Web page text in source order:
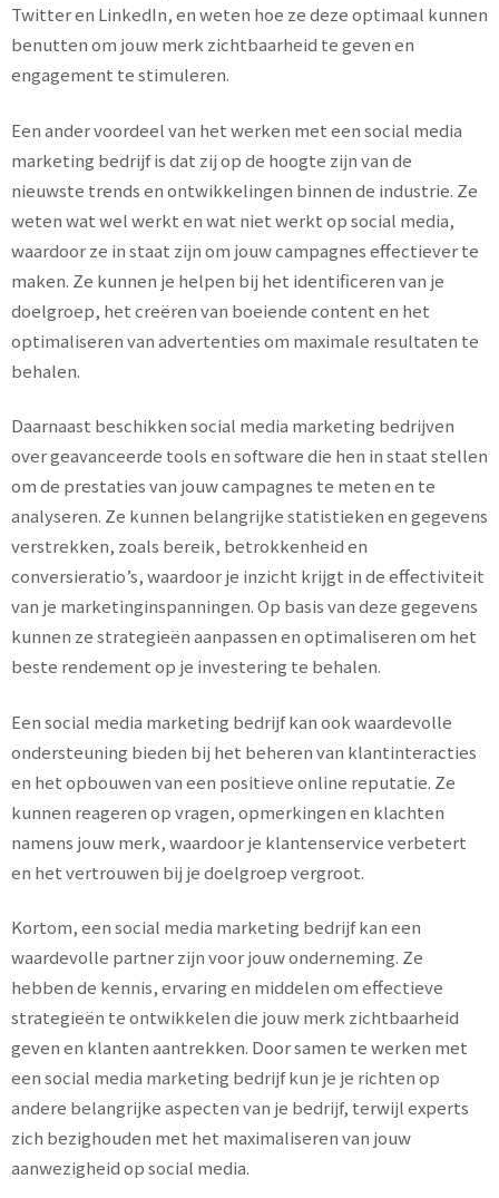
Twitter en LinkedIn, en weten hoe ze deze optimaal kunnen
benutten om jouw merk zichtbaarheid te geven en
engagement te stimuleren.
Een ander voordeel van het werken met een social media
marketing bedrijf is dat zij op de hoogte zijn van de
nieuwste trends en ontwikkelingen binnen de industrie. Ze
weten wat wel werkt en wat niet werkt op social media,
waardoor ze in staat zijn om jouw campagnes effectiever te
maken. Ze kunnen je helpen bij het identificeren van je
doelgroep, het creëren van boeiende content en het
optimaliseren van advertenties om maximale resultaten te
behalen.
Daarnaast beschikken social media marketing bedrijven
over geavanceerde tools en software die hen in staat stellen
om de prestaties van jouw campagnes te meten en te
analyseren. Ze kunnen belangrijke statistieken en gegevens
verstrekken, zoals bereik, betrokkenheid en
conversieratio’s, waardoor je inzicht krijgt in de effectiviteit
van je marketinginspanningen. Op basis van deze gegevens
kunnen ze strategieën aanpassen en optimaliseren om het
beste rendement op je investering te behalen.
Een social media marketing bedrijf kan ook waardevolle
ondersteuning bieden bij het beheren van klantinteracties
en het opbouwen van een positieve online reputatie. Ze
kunnen reageren op vragen, opmerkingen en klachten
namens jouw merk, waardoor je klantenservice verbetert
en het vertrouwen bij je doelgroep vergroot.
Kortom, een social media marketing bedrijf kan een
waardevolle partner zijn voor jouw onderneming. Ze
hebben de kennis, ervaring en middelen om effectieve
strategieën te ontwikkelen die jouw merk zichtbaarheid
geven en klanten aantrekken. Door samen te werken met
een social media marketing bedrijf kun je je richten op
andere belangrijke aspecten van je bedrijf, terwijl experts
zich bezighouden met het maximaliseren van jouw
aanwezigheid op social media.